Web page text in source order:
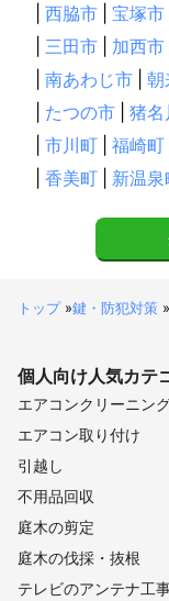
西脇市 宝塚市
三田市 加西市
南あわじ市 朝
たつの市 猪名
市川町 福崎町
香美町 新温泉
トップ»鍵・防犯対策 »
個人向け人気カテ
エアコンクリーニン
エアコン取り付け
引越し
不用品回収
庭木の剪定
庭木の伐採・抜根
テレビのアンテナ工